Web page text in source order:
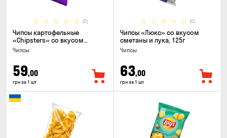
(0)
Чипсы картофельные
«Chipsters» со вкусом
острый удон, 100г
Чипсы
59,00
грн за 1 шт
(0)
Чипсы «Люкс» со вкусом
сметаны и лука, 125г
Чипсы
63,00
грн за 1 шт